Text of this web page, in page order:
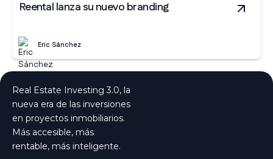
Reental lanza su nuevo branding
Eric Sánchez
Real Estate Investing 3.0, la
nueva era de las inversiones
en proyectos inmobiliarios.
Más accesible, más
rentable, más inteligente.